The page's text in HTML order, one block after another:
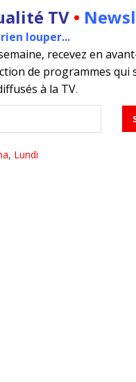
TV •
louper...
recevez en
de programmes qui
à la TV.
, Lundi